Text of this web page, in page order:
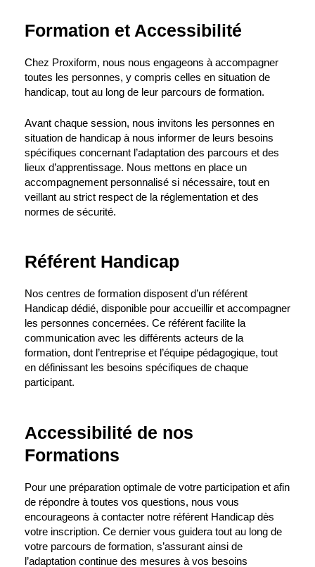
Formation et Accessibilité
Chez Proxiform, nous nous engageons à accompagner
toutes les personnes, y compris celles en situation de
handicap, tout au long de leur parcours de formation.
Avant chaque session, nous invitons les personnes en
situation de handicap à nous informer de leurs besoins
spécifiques concernant l’adaptation des parcours et des
lieux d’apprentissage. Nous mettons en place un
accompagnement personnalisé si nécessaire, tout en
veillant au strict respect de la réglementation et des
normes de sécurité.
Référent Handicap
Nos centres de formation disposent d’un référent
Handicap dédié, disponible pour accueillir et accompagner
les personnes concernées. Ce référent facilite la
communication avec les différents acteurs de la
formation, dont l’entreprise et l’équipe pédagogique, tout
en définissant les besoins spécifiques de chaque
participant.
Accessibilité de nos
Formations
Pour une préparation optimale de votre participation et afin
de répondre à toutes vos questions, nous vous
encourageons à contacter notre référent Handicap dès
votre inscription. Ce dernier vous guidera tout au long de
votre parcours de formation, s’assurant ainsi de
l’adaptation continue des mesures à vos besoins